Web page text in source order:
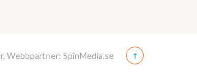
Webbpartner: SpinMedia.se